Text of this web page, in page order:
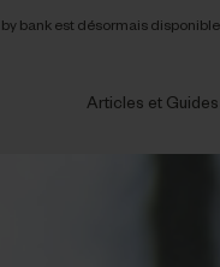
by bank est désormais disponible
Articles et Guides